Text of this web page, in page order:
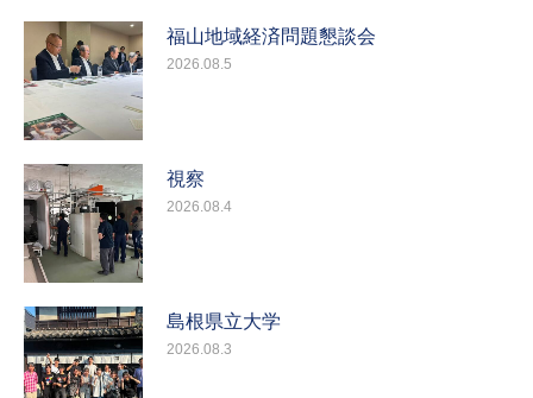
福山地域経済問題懇談会
2026.08.5
視察
2026.08.4
島根県立大学
2026.08.3